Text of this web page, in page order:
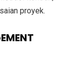
proyek.